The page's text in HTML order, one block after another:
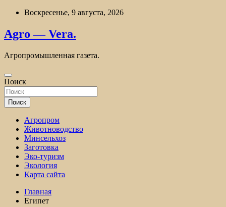
Перейти
содержимому
Воскресенье, 9 августа, 2026
Agro — Vera.
Агропромышленная газета.
Поиск
Поиск
Агропром
Животноводство
Минсельхоз
Заготовка
Эко-туризм
Экология
Карта сайта
Главная
Египет